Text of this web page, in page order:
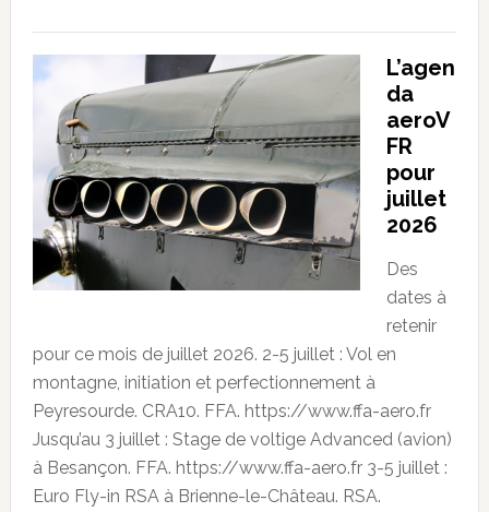
L’agen
da
aeroV
FR
pour
juillet
2026
Des
dates à
retenir
pour ce mois de juillet 2026. 2-5 juillet : Vol en
montagne, initiation et perfectionnement à
Peyresourde. CRA10. FFA. https://www.ffa-aero.fr
Jusqu’au 3 juillet : Stage de voltige Advanced (avion)
à Besançon. FFA. https://www.ffa-aero.fr 3-5 juillet :
Euro Fly-in RSA à Brienne-le-Château. RSA.